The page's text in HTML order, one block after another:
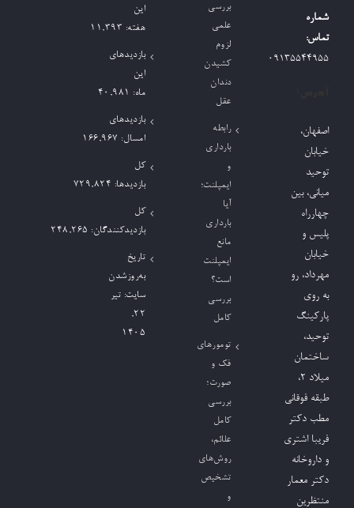
شماره
تماس:
09135544955
اصفهان،
خیابان
توحید
میانی، بین
چهارراه
پلیس و
خیابان
مهرداد، رو
به روی
پارکینگ
توحید،
ساختمان
میلاد ٢،
طبقه فوقانی
مطب دکتر
فریبا اشتری
و داروخانه
دکتر معمار
منتظرین
بررسی
علمی
لزوم
کشیدن
دندان
عقل
رابطه
بارداری
و
ایمپلنت؛
آیا
بارداری
مانع
ایمپلنت
است؟
بررسی
کامل
تومورهای
فک و
صورت؛
بررسی
کامل
علائم،
روش‌های
تشخیص
و
این
هفته: 11,393
بازدیدهای
این
ماه: 40,981
بازدیدهای
امسال: 166,967
کل
بازدیدها: 729,824
کل
بازدیدکنند‌گان: 248,265
تاریخ
به‌روزشدن
سایت: تیر
۲۲,
۱۴۰۵